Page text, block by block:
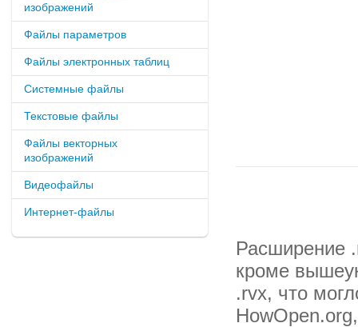
изображений
Файлы параметров
Файлы электронных таблиц
Системные файлы
Текстовые файлы
Файлы векторных
изображений
Видеофайлы
Интернет-файлы
Расширение
кроме
.rvx, что